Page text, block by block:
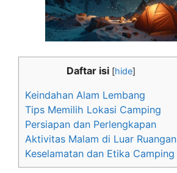
Daftar isi [hide]
Keindahan Alam Lembang
Tips Memilih Lokasi Camping
Persiapan dan Perlengkapan
Aktivitas Malam di Luar Ruangan
Keselamatan dan Etika Camping